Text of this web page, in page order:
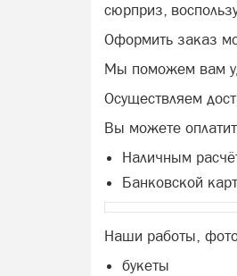
сюрприз,
Оформить заказ
Мы поможем вам
Осуществляем
Вы можете
Наличным
Банковской
Наши работы,
букеты